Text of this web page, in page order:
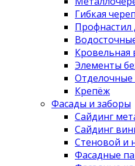
Гибкая
Профнастил
Кровельная
Элементы
Отделочные
Крепёж
Фасады и заборы
Сайдинг
Сайдинг
Стеновой и
Фасадные